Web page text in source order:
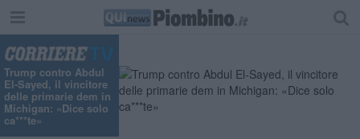
Trump contro Abdul
El-Sayed, il vincitore
delle primarie dem in
Michigan: «Dice solo
ca***te»